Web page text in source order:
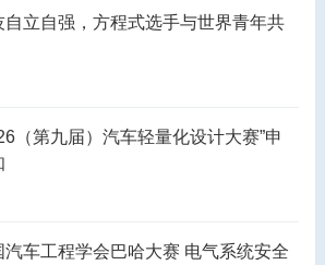
自立自强，方程式选手与世界青年共
（第九届）汽车轻量化设计大赛”申
汽车工程学会巴哈大赛 电气系统安全